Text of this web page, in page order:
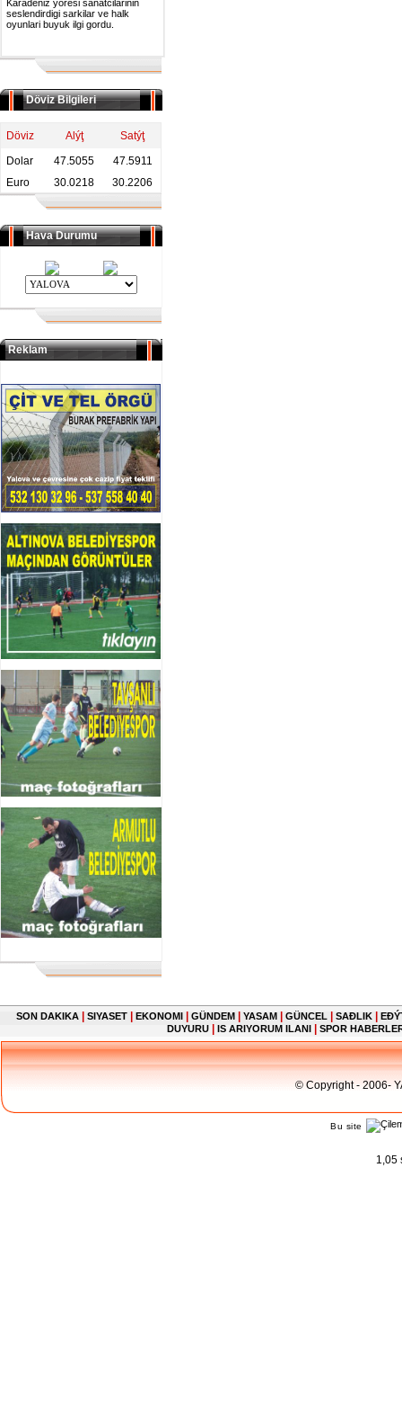
Karadeniz yoresi sanatcilarinin
seslendirdigi sarkilar ve halk
oyunlari buyuk ilgi gordu.
Döviz Bilgileri
Döviz Alýţ
Satýţ
Dolar
47.5055
47.5911
Euro
30.0218 30.2206
Hava Durumu
Reklam
SON DAKIKA SIYASET EKONOMI GÜNDEM YASAM GÜNCEL SAĐLIK
DUYURU
IS ARIYORUM ILANI SPOR
© Copyright - 2006-
Bu site
1,05